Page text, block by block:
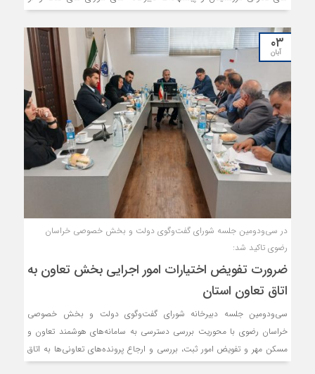
۰۳
آبان
در سی‌و‌دومین جلسه شورای گفت‌وگوی دولت و بخش خصوصی خراسان
رضوی تاکید شد:
ضرورت تفویض اختیارات امور اجرایی بخش تعاون به
اتاق تعاون استان
سی‌و‌دومین جلسه دبیرخانه شورای گفت‌وگوی دولت و بخش خصوصی
خراسان رضوی با محوریت بررسی دسترسی به سامانه‌های هوشمند تعاون و
مسکن مهر و تفویض امور ثبت، بررسی و ارجاع پرونده‌های تعاونی‌ها به اتاق
تعاون استان برگزار شد.